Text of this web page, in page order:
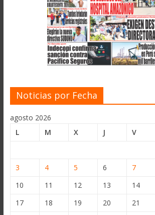
Noticias por Fecha
agosto 2026
L
M X J V
3
4 5 6 7
10
11 12 13 14
17
18 19 20 21